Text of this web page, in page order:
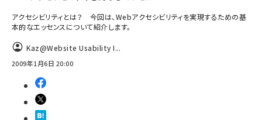
アクセシビリティとは？ 今回は、Webアクセシビリティを実現するための基
本的なエッセンスについて紹介します。
Kaz@Website Usability I...
2009年1月6日 20:00